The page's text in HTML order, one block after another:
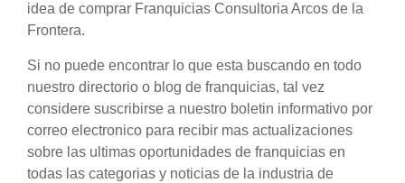
idea de comprar Franquicias Consultoria Arcos de la
Frontera.
Si no puede encontrar lo que esta buscando en todo
nuestro directorio o blog de franquicias, tal vez
considere suscribirse a nuestro boletin informativo por
correo electronico para recibir mas actualizaciones
sobre las ultimas oportunidades de franquicias en
todas las categorias y noticias de la industria de